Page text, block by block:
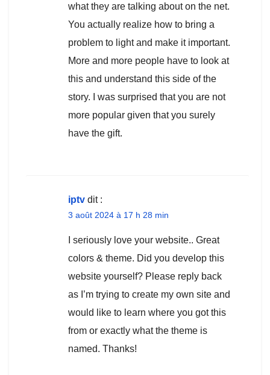
what they are talking about on the net.
You actually realize how to bring a
problem to light and make it important.
More and more people have to look at
this and understand this side of the
story. I was surprised that you are not
more popular given that you surely
have the gift.
iptv dit :
3 août 2024 à 17 h 28 min
I seriously love your website.. Great
colors & theme. Did you develop this
website yourself? Please reply back
as I’m trying to create my own site and
would like to learn where you got this
from or exactly what the theme is
named. Thanks!